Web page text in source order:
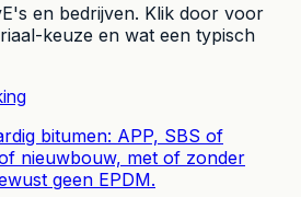
en bedrijven. Klik door voor
keuze en wat een typisch
bitumen: APP, SBS of
nieuwbouw, met of zonder
geen EPDM.